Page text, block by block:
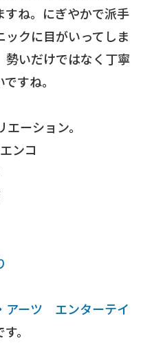
すね。にぎやかで派手
クに目がいってしま
勢いだけではなく丁寧
すね。
ーション。
ンコ
アーツ エンターテイ
。